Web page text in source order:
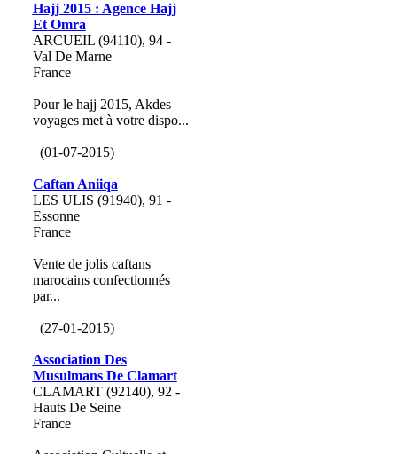
Hajj 2015 : Agence Hajj
Et Omra
ARCUEIL (94110), 94 -
Val De Marne
France
Pour le hajj 2015, Akdes
voyages met à votre dispo...
(01-07-2015)
Caftan Aniiqa
LES ULIS (91940), 91 -
Essonne
France
Vente de jolis caftans
marocains confectionnés
par...
(27-01-2015)
Association Des
Musulmans De Clamart
CLAMART (92140), 92 -
Hauts De Seine
France